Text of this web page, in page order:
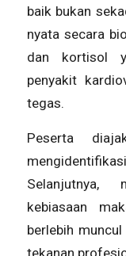
baik bukan
nyata secara
dan kortisol
penyakit
tegas.
Peserta
Selanjutnya,
kebiasaan
berlebih
tekanan